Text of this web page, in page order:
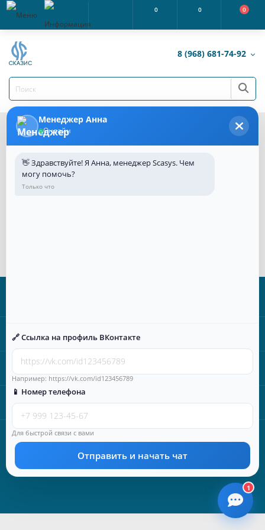
0 0 0
8 (968) 681-74-92
Каталог товаров Пожарное
Шкафы пожарные
1
Менеджер Анна
Онлайн
👋 Здравствуйте! Я Анна, менеджер Scasys. Чем
могу помочь?
Только что
🔗 Ссылка на профиль ВКонтакте
Например: https://vk.com/id123456789
📱 Номер телефона
Для быстрой связи с вами
Отправить и начать чат
Категории
Время работы
Наши контакты
Противопожарный интернет-магазин в Москве | ООО «Сказис» ©
2025